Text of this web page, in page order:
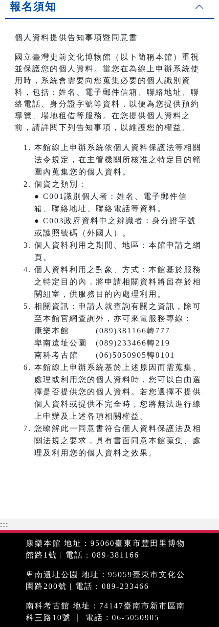
報名須知
個人資料提供告知事項暨同意書
國立臺灣史前文化博物館（以下簡稱本館）重視
並保護您的個人資料。當您在為線上申辦系統使
用時，系統會需要向您蒐集必要的個人識別資
料，包括：姓名、電子郵件信箱、聯絡地址、聯
絡電話、身分證字號等資料，以便為您提供預約
導覽、場地租借等服務。在您提供個人資料之
前，請詳閱下列告知事項，以維護您的權益。
本館線上申辦系統依個人資料保護法等相關
法令規定，在主管機關所核准之特定目的範
圍內蒐集您的個人資料。
個資之類別：
● C001識別個人者：姓名、電子郵件信
箱、聯絡地址、聯絡電話等資料。
● C003政府資料中之辨識者：身分證字號
或護照號碼（外國人）。
個人資料利用之期間、地區：本館申請之網
頁。
個人資料利用之對象、方式：本館基於服務
之特定目的內，將申請相關資料將留存於相
關組室，供服務目的內處理利用。
相關資訊：申請人就查詢有關之資訊，除可
至本館官網查詢外，亦可來電服務專線：
康樂本館 (089)381166轉777
卑南遺址公園 (089)233466轉219
南科考古館 (06)5050905轉8101
本館線上申辦系統基於上述原因而需蒐集、
處理或利用您的個人資料時，您可以自由選
擇是否提供您的個人資料。若您選擇不提供
個人資料或提供不完全時，您將無法進行線
上申辦及上述各項相關權益。
您瞭解此一同意書符合個人資料保護法及相
關法規之要求，具有書面同意本館蒐集、處
理及利用您的個人資料之效果。
:::
康樂本館 地址：95060臺東市豐田里博物
館路1號 | 電話：089-381166
卑南遺址公園 地址：95059臺東市文化公
園路200號 | 電話：089-233466
南科考古館 地址：74147臺南市新市區南
科三路10號 ｜ 電話：06-5050905